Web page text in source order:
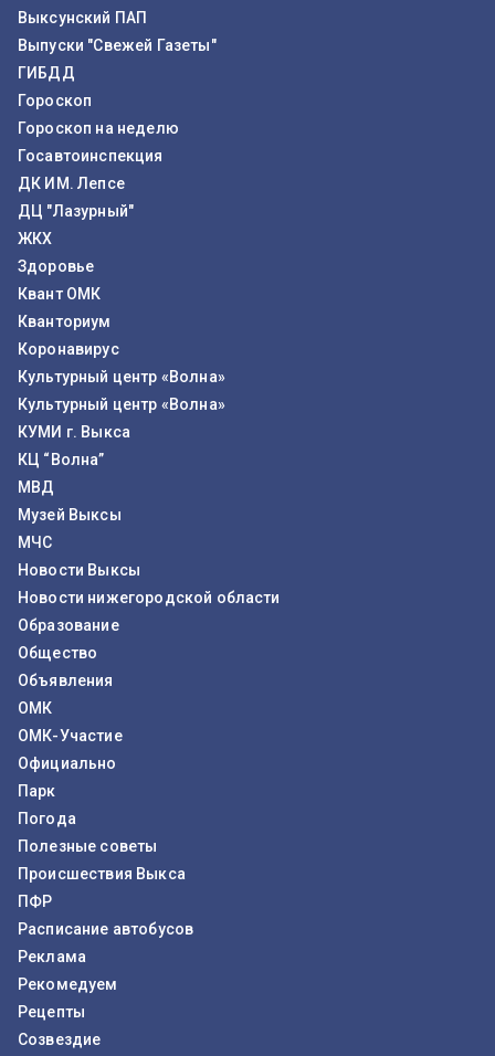
Выксунский ПАП
Выпуски "Свежей Газеты"
ГИБДД
Гороскоп
Гороскоп на неделю
Госавтоинспекция
ДК ИМ. Лепсе
ДЦ "Лазурный"
ЖКХ
Здоровье
Квант ОМК
Кванториум
Коронавирус
Культурный центр «Волна»
Культурный центр «Волна»
КУМИ г. Выкса
КЦ “Волна”
МВД
Музей Выксы
МЧС
Новости Выксы
Новости нижегородской области
Образование
Общество
Объявления
ОМК
ОМК-Участие
Официально
Парк
Погода
Полезные советы
Происшествия Выкса
ПФР
Расписание автобусов
Реклама
Рекомедуем
Рецепты
Созвездие